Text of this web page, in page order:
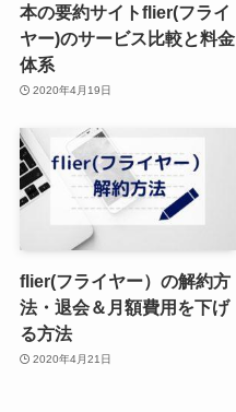
本の要約サイトflier(フライ
ヤー)のサービス比較と料金
体系
2020年4月19日
flier(フライヤー）の解約方
法・退会＆月額費用を下げ
る方法
2020年4月21日